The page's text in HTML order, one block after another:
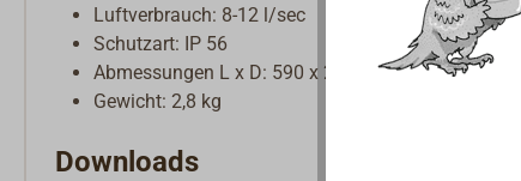
Luftverbrauch: 8-12 l/sec
Schutzart: IP 56
Abmessungen L x D: 590 x 268 mm
Gewicht: 2,8 kg
Downloads